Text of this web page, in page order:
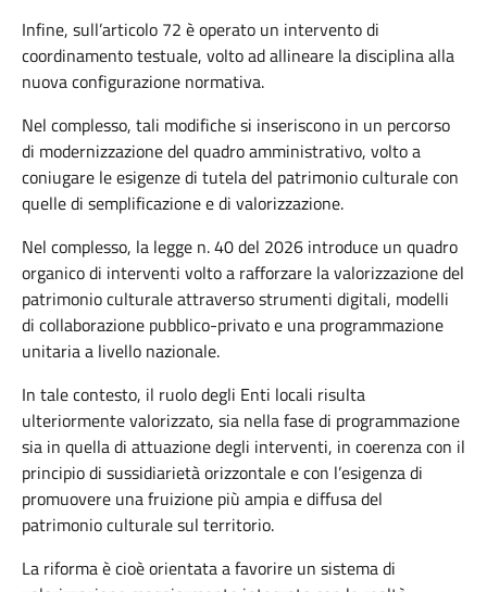
Infine, sull’articolo 72 è operato un intervento di
coordinamento testuale, volto ad allineare la disciplina alla
nuova configurazione normativa.
Nel complesso, tali modifiche si inseriscono in un percorso
di modernizzazione del quadro amministrativo, volto a
coniugare le esigenze di tutela del patrimonio culturale con
quelle di semplificazione e di valorizzazione.
Nel complesso, la legge n. 40 del 2026 introduce un quadro
organico di interventi volto a rafforzare la valorizzazione del
patrimonio culturale attraverso strumenti digitali, modelli
di collaborazione pubblico-privato e una programmazione
unitaria a livello nazionale.
In tale contesto, il ruolo degli Enti locali risulta
ulteriormente valorizzato, sia nella fase di programmazione
sia in quella di attuazione degli interventi, in coerenza con il
principio di sussidiarietà orizzontale e con l’esigenza di
promuovere una fruizione più ampia e diffusa del
patrimonio culturale sul territorio.
La riforma è cioè orientata a favorire un sistema di